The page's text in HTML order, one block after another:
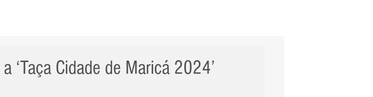
‘Taça Cidade de Maricá 2024’